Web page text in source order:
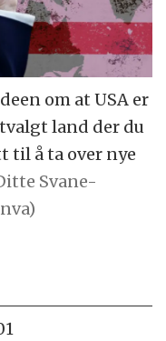
om at USA er
land der du
til å ta over nye
Svane-